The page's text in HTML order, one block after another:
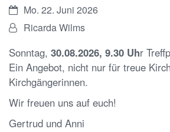
Datum:Mo. 22. Juni 2026
Von:Ricarda Wilms
Sonntag, 30.08.2026, 9.30 Uhr
Ein Angebot, nicht nur für treue
Kirchgängerinnen.
Wir freuen uns auf euch!
Gertrud und Anni